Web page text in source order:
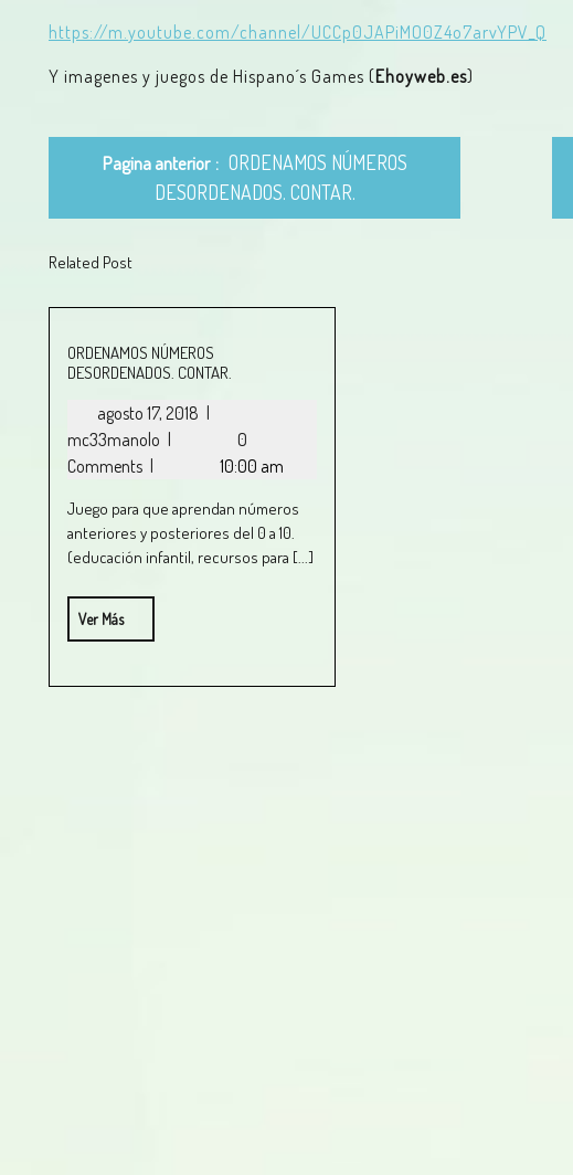
https://m.youtube.com/channel/UCCp0JAPiMO0Z4o7arvYPV_Q
Y imagenes y juegos de Hispano´s Games (Ehoyweb.es)
Pagina anterior
ORDENAMOS NÚMEROS
DESORDENADOS. CONTAR.
Related Post
ORDENAMOS NÚMEROS
DESORDENADOS. CONTAR.
agosto 17, 2018
mc33manolo
0
Comments
10:00 am
Juego para que aprendan números
anteriores y posteriores del 0 a 10.
(educación infantil, recursos para [...]
Ver Más